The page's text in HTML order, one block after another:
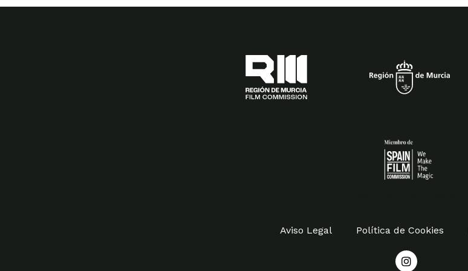
Aviso Legal Política de Cookies
I
n